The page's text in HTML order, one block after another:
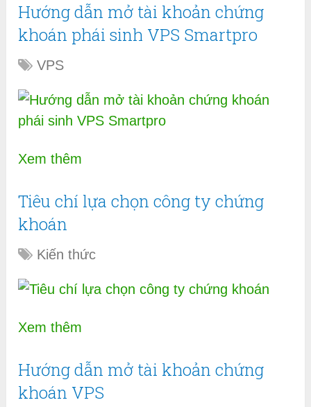
Hướng dẫn mở tài khoản chứng
khoán phái sinh VPS Smartpro
VPS
Xem thêm
Tiêu chí lựa chọn công ty chứng
khoán
Kiến thức
Xem thêm
Hướng dẫn mở tài khoản chứng
khoán VPS